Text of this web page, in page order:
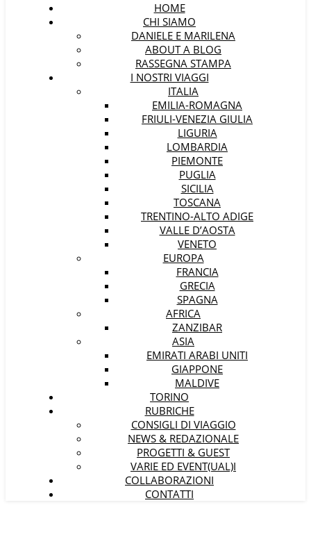
HOME
CHI SIAMO
DANIELE E MARILENA
ABOUT A BLOG
RASSEGNA STAMPA
I NOSTRI VIAGGI
ITALIA
EMILIA-ROMAGNA
FRIULI-VENEZIA GIULIA
LIGURIA
LOMBARDIA
PIEMONTE
PUGLIA
SICILIA
TOSCANA
TRENTINO-ALTO ADIGE
VALLE D’AOSTA
VENETO
EUROPA
FRANCIA
GRECIA
SPAGNA
AFRICA
ZANZIBAR
ASIA
EMIRATI ARABI UNITI
GIAPPONE
MALDIVE
TORINO
RUBRICHE
CONSIGLI DI VIAGGIO
NEWS & REDAZIONALE
PROGETTI & GUEST
VARIE ED EVENT(UAL)I
COLLABORAZIONI
CONTATTI